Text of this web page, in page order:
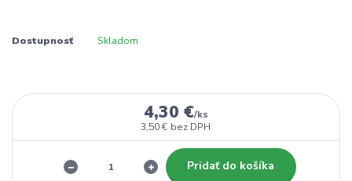
Dostupnosť Skladom
4,30 €/ks
3,50 € bez DPH
Pridať do košíka